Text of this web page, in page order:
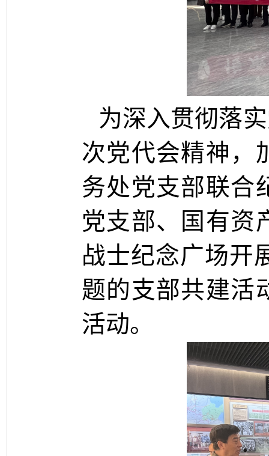
为深入贯彻落
次党代会精神，
务处党支部联合
党支部、国有资
战士纪念广场开
题的支部共建活
活动。